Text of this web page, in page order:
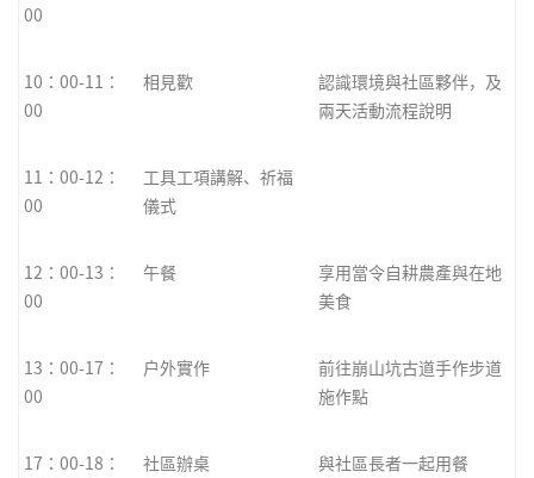
00
10：00-11：
00
相見歡
認識環境與社區夥伴，及
兩天活動流程說明
11：00-12：
00
工具工項講解、祈福
儀式
12：00-13：
00
午餐
享用當令自耕農產與在地
美食
13：00-17：
00
戶外實作
前往崩山坑古道手作步道
施作點
17：00-18：
社區辦桌 與社區長者一起用餐